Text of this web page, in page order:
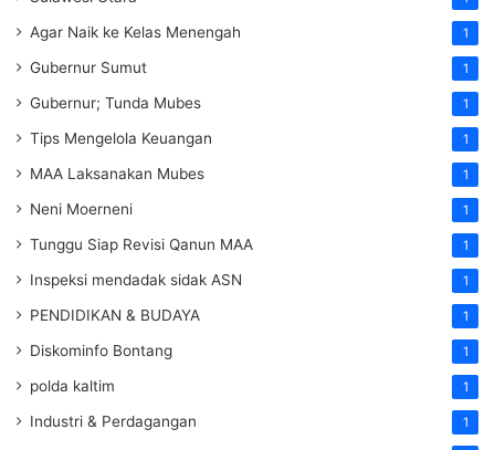
Agar Naik ke Kelas Menengah 1
Gubernur Sumut 1
Gubernur; Tunda Mubes 1
Tips Mengelola Keuangan 1
MAA Laksanakan Mubes 1
Neni Moerneni 1
Tunggu Siap Revisi Qanun MAA 1
Inspeksi mendadak sidak ASN 1
PENDIDIKAN & BUDAYA 1
Diskominfo Bontang 1
polda kaltim 1
Industri & Perdagangan 1